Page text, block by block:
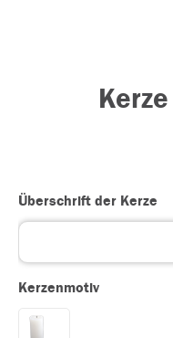
Überschrift der Kerze
Kerzenmotiv